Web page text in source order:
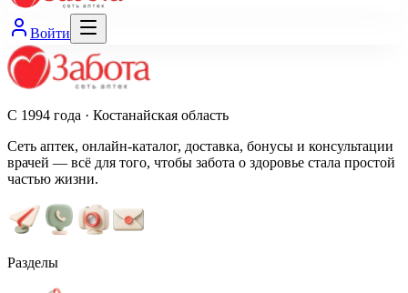
Войти
С 1994 года · Костанайская область
Сеть аптек, онлайн-каталог, доставка, бонусы и консультации
врачей — всё для того, чтобы забота о здоровье стала простой
частью жизни.
Разделы